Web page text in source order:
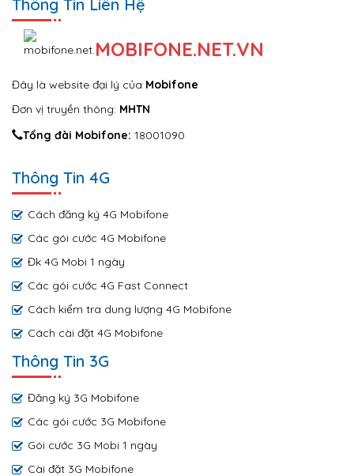
Thông Tin Liên Hệ
MOBIFONE.NET.VN
Đây là website đại lý của Mobifone
Đơn vị truyền thông: MHTN
Tổng đài Mobifone: 18001090
Thông Tin 4G
Cách đăng ký 4G Mobifone
Các gói cước 4G Mobifone
Đk 4G Mobi 1 ngày
Các gói cước 4G Fast Connect
Cách kiểm tra dung lượng 4G Mobifone
Cách cài đặt 4G Mobifone
Thông Tin 3G
Đăng ký 3G Mobifone
Các gói cước 3G Mobifone
Gói cước 3G Mobi 1 ngày
Cài đặt 3G Mobifone